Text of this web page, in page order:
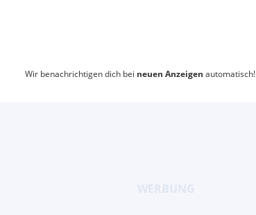
Wir benachrichtigen dich bei neuen Anzeigen automatisch!